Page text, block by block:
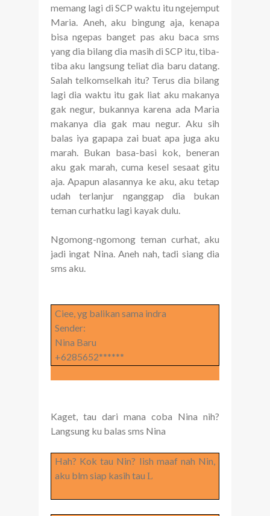
memang lagi di SCP waktu itu ngejemput
Maria. Aneh, aku bingung aja, kenapa
bisa ngepas banget pas aku baca sms
yang dia bilang dia masih di SCP itu, tiba-
tiba aku langsung teliat dia baru datang.
Salah telkomselkah itu? Terus dia bilang
lagi dia waktu itu gak liat aku makanya
gak negur, bukannya karena ada Maria
makanya dia gak mau negur. Aku sih
balas iya gapapa zai buat apa juga aku
marah. Bukan basa-basi kok, beneran
aku gak marah, cuma kesel sesaat gitu
aja. Apapun alasannya ke aku, aku tetap
udah terlanjur nganggap dia bukan
teman curhatku lagi kayak dulu.
Ngomong-ngomong teman curhat, aku
jadi ingat Nina. Aneh nah, tadi siang dia
sms aku.
Ciee, yg balikan sama indra
Sender:
Nina Baru
+6285652******
Kaget, tau dari mana coba Nina nih?
Langsung ku balas sms Nina
Hah? Kok tau Nin? Iish maaf nah Nin,
aku blm siap kasih tau L